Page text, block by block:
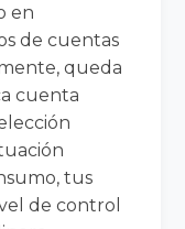
en
de cuentas
queda
cuenta
tus
de control